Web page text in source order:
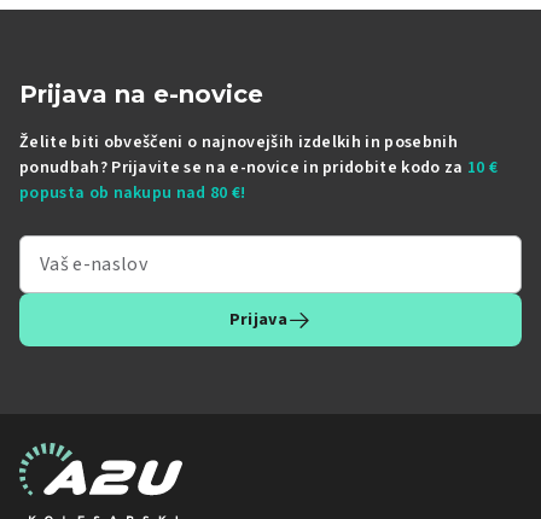
Prijava na e-novice
Želite biti obveščeni o najnovejših izdelkih in posebnih
ponudbah? Prijavite se na e-novice in pridobite kodo za 10 €
popusta ob nakupu nad 80 €!
Prijava